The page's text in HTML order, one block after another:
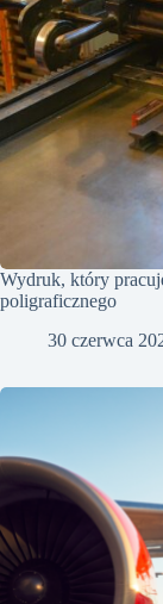
Wydruk, który
poligraficznego
30 czerwca